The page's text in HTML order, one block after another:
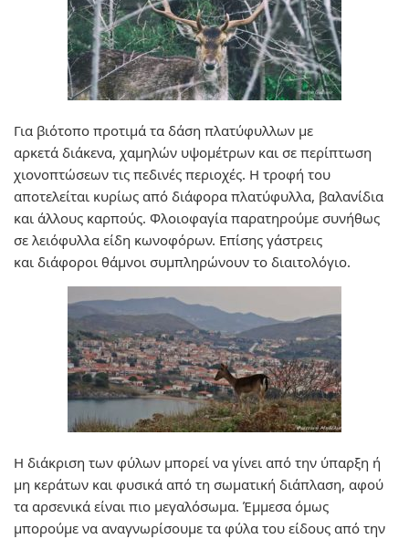
Για βιότοπο προτιμά τα δάση πλατύφυλλων με
αρκετά διάκενα, χαμηλών υψομέτρων και σε περίπτωση
χιονοπτώσεων τις πεδινές περιοχές. Η τροφή του
αποτελείται κυρίως από διάφορα πλατύφυλλα, βαλανίδια
και άλλους καρπούς. Φλοιοφαγία παρατηρούμε συνήθως
σε λειόφυλλα είδη κωνοφόρων. Επίσης γάστρεις
και διάφοροι θάμνοι συμπληρώνουν το διαιτολόγιο.
Η διάκριση των φύλων μπορεί να γίνει από την ύπαρξη ή
μη κεράτων και φυσικά από τη σωματική διάπλαση, αφού
τα αρσενικά είναι πιο μεγαλόσωμα. Έμμεσα όμως
μπορούμε να αναγνωρίσουμε τα φύλα του είδους από την